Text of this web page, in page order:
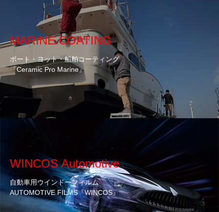
MARINE COATING
ボート・ヨット・船舶コーティング
『Ceramic Pro Marine』
WINCOS Automotive
自動車用ウインドーフィルム
AUTOMOTIVE FILMS『WINCOS』